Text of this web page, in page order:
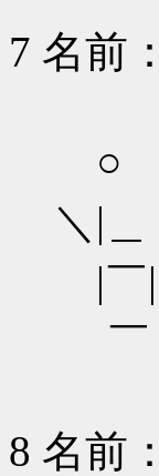
7 名前：
○
|￣|
￣
8 名前：